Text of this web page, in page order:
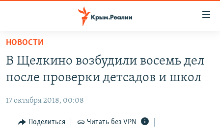
Вернуться
основному
содержанию
навигации
СПЕЦПРОЕКТЫ
КАРТА ВОЕННЫХ ОБЪЕКТОВ КРЫМА
11 ЛЕТ ОККУПАЦИИ КРЫМА. 11 ИСТОРИЙ СОПРОТИВЛЕНИЯ
ИСТОРИЯ
ЕЩЕ
НОВОСТИ
В Щелкино возбудили восемь дел
после проверки детсадов и школ
17 октября 2018, 00:08
Поделиться Читать без VPN